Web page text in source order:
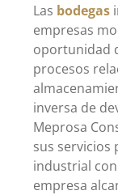
Las bodegas
empresas
oportunidad
procesos
inversa de
Meprosa
sus servicios
industrial
empresa